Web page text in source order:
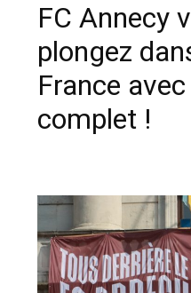
FC Annecy
plongez
France
complet !